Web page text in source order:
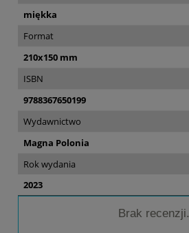
miękka
Format
210x150 mm
ISBN
9788367650199
Wydawnictwo
Magna Polonia
Rok wydania
2023
Brak recenzji.